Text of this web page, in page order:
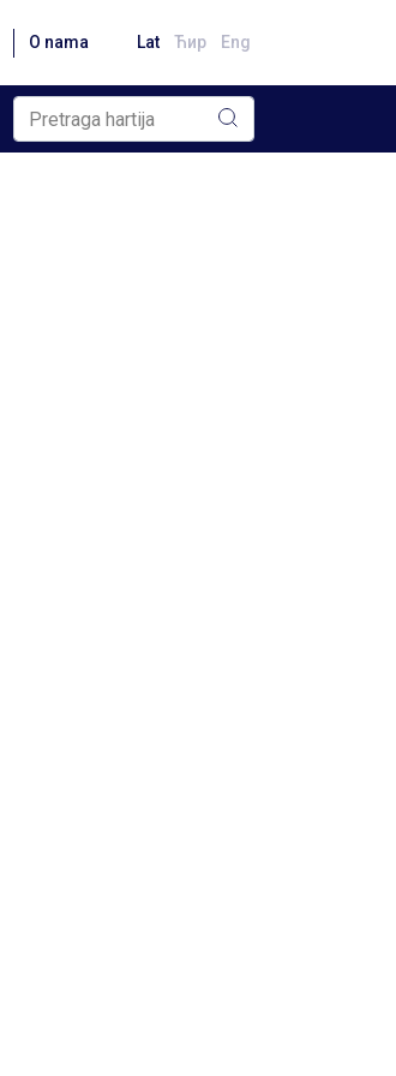
O nama Lat Ћир Eng